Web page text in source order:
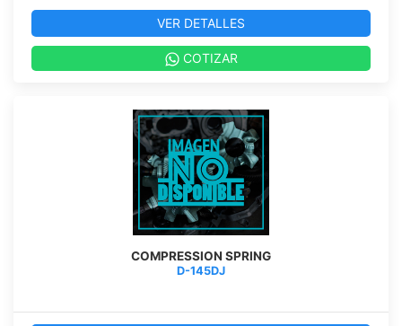
VER DETALLES
COTIZAR
COMPRESSION SPRING
D-145DJ